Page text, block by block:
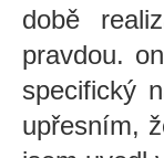
době
pravdou.
specifický
upřesním,